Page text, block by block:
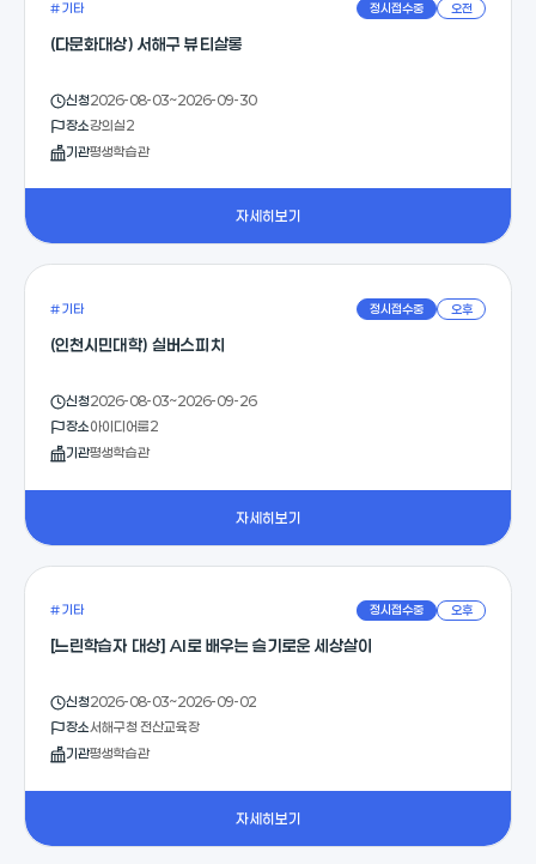
# 기타 정시접수중 오전
(다문화대상) 서해구 뷰티살롱
신청2026-08-03~2026-09-30
장소강의실2
기관평생학습관
자세히보기
# 기타 정시접수중 오후
(인천시민대학) 실버스피치
신청2026-08-03~2026-09-26
장소아이디어룸2
기관평생학습관
자세히보기
# 기타 정시접수중 오후
[느린학습자 대상] AI로 배우는 슬기로운 세상살이
신청2026-08-03~2026-09-02
장소서해구청 전산교육장
기관평생학습관
자세히보기